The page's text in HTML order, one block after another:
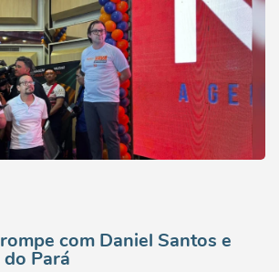
com Daniel Santos e
Pará